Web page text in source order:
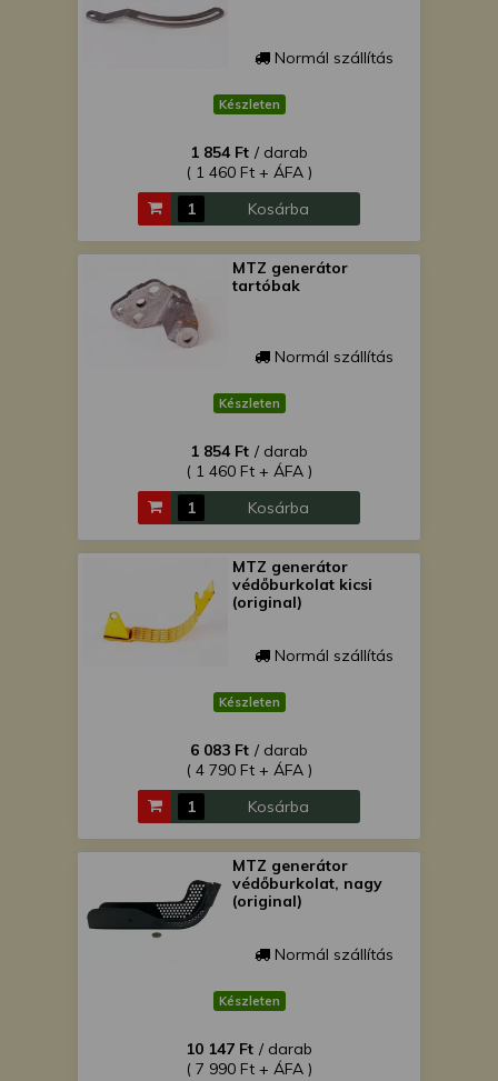
Normál szállítás
Készleten
1 854 Ft / darab
( 1 460 Ft + ÁFA )
Kosárba
MTZ generátor
tartóbak
Normál szállítás
Készleten
1 854 Ft / darab
( 1 460 Ft + ÁFA )
Kosárba
MTZ generátor
védőburkolat kicsi
(original)
Normál szállítás
Készleten
6 083 Ft / darab
( 4 790 Ft + ÁFA )
Kosárba
MTZ generátor
védőburkolat, nagy
(original)
Normál szállítás
Készleten
10 147 Ft / darab
( 7 990 Ft + ÁFA )